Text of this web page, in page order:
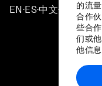
的流
合作
些合
们或
他信息
EN ▪ES▪中文▪ 日本語